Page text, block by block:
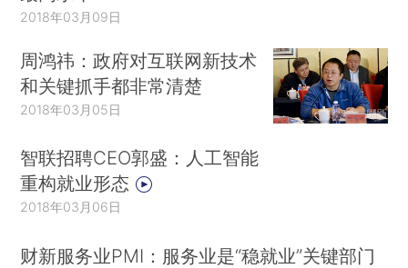
2018年03月09日
周鸿祎：政府对互联网新技术
和关键抓手都非常清楚
2018年03月05日
智联招聘CEO郭盛：人工智能
重构就业形态
2018年03月06日
财新服务业PMI：服务业是“稳就业”关键部门